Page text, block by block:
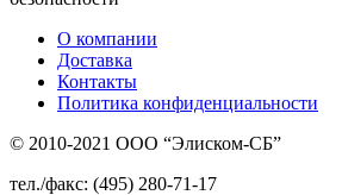
О компании
Доставка
Контакты
Политика конфиденциальности
© 2010-2021 ООО “Элиском-СБ”
тел./факс: (495) 280-71-17